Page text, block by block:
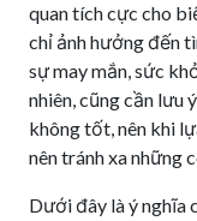
quan tích cực cho
chỉ ảnh hưởng đến
sự may mắn, sức
nhiên, cũng cần lưu
không tốt, nên khi
nên tránh xa những
Dưới đây là ý nghĩa